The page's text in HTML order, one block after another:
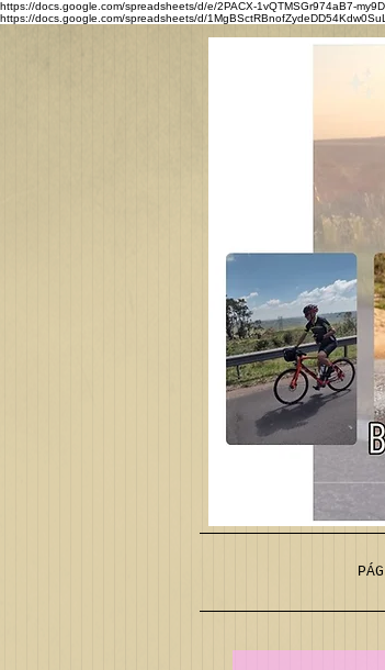
https://docs.google.com/spreadsheets/d/e/2PACX-1vQTMSGr974aB7-
https://docs.google.com/spreadsheets/d/